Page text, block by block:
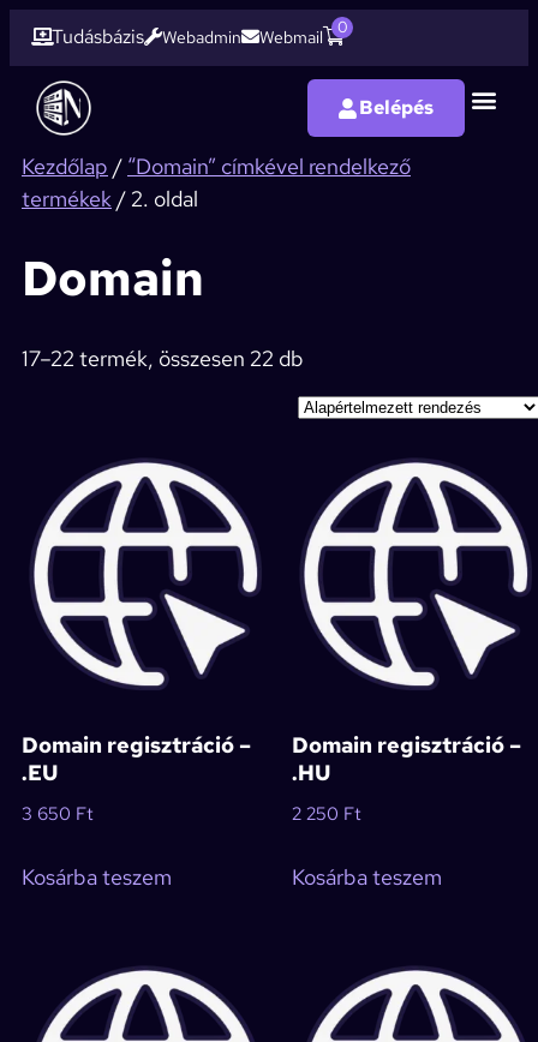
Tudásbázis Webadmin Webmail 0
Belépés
Kezdőlap / “Domain” címkével rendelkező
termékek / 2. oldal
Domain
17–22 termék, összesen 22 db
Domain regisztráció –
.EU
3 650 Ft
Kosárba teszem
Domain regisztráció –
.HU
2 250 Ft
Kosárba teszem